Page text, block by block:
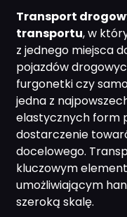
Transport
transportu, w
z jednego miejsca
pojazdów
furgonetki czy
jedna z
elastycznych form
dostarczenie
docelowego.
kluczowym
umożliwiającym
szeroką skalę.